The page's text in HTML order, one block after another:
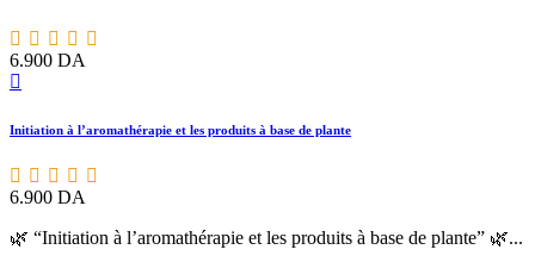
6.900 DA
Initiation à l’aromathérapie et les produits à base de plante
6.900 DA
🌿 “Initiation à l’aromathérapie et les produits à base de plante” 🌿...